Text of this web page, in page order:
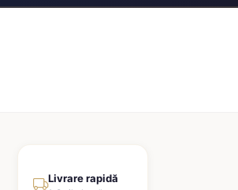
Livrare rapidă